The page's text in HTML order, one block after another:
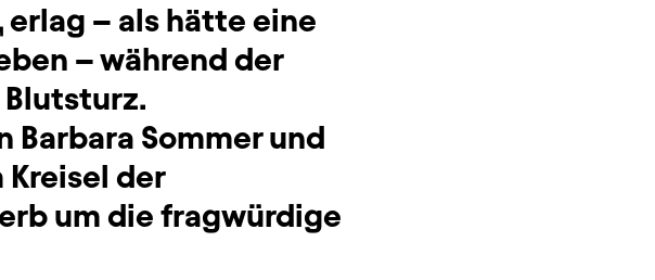
– als hätte eine
– während der
Barbara Sommer und
Kreisel der
um die fragwürdige